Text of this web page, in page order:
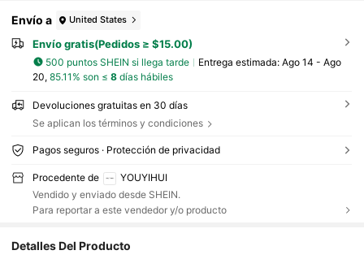
Envío a United States
Envío gratis(Pedidos ≥ $15.00)
500 puntos SHEIN si llega tarde Entrega estimada: Ago 14 - Ago
20, 85.11% son ≤ 8días hábiles
Devoluciones gratuitas en 30 días
Se aplican los términos y condiciones
Pagos seguros · Protección de privacidad
Procedente de
YOUYIHUI
Vendido y enviado desde SHEIN.
Para reportar a este vendedor y/o producto
Detalles Del Producto